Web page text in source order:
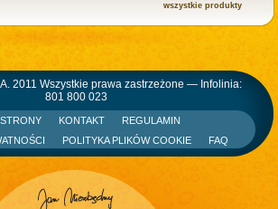
wszystkie produkty
2011 Wszystkie prawa zastrzeżone — Infolinia:
801 800 023
STRONY KONTAKT
REGULAMIN
POLITYKA PLIKÓW COOKIE FAQ